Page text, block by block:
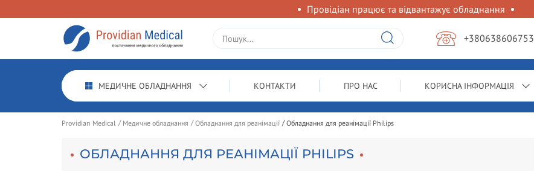
Провідіан працює та відвантажує обладнання
+380638606753
МЕДИЧНЕ ОБЛАДНАННЯ КОНТАКТИ ПРО НАС КОРИСНА ІНФОРМАЦІЯ
Providian Medical Медичне обладнання Обладнання для реанімації Обладнання для реанімації Philips
ОБЛАДНАННЯ ДЛЯ РЕАНІМАЦІЇ PHILIPS